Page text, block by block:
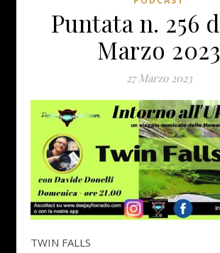
Puntata n. 256
Marzo 2023
27 Marzo 2023
TWIN FALLS